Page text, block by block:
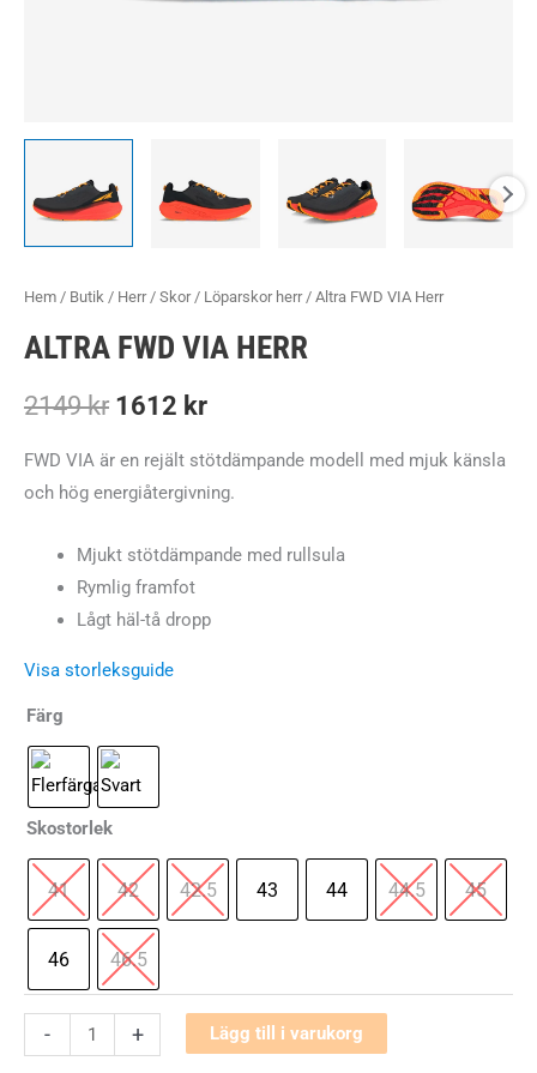
Hem / Butik / Herr/ Skor/ Löparskor herr/ Altra FWD VIA Herr
ALTRA FWD VIA HERR
2149kr Det
ursprungliga
priset
var:
2149 kr.
1612 krDet
nuvarande
priset
är:
FWD VIA är en rejält stötdämpande modell med mjuk känsla
och hög energiåtergivning.
Mjukt stötdämpande med rullsula
Rymlig framfot
Lågt häl-tå dropp
Visa storleksguide
Färg
Skostorlek
41 42 42.5 43 44 44.5 45
46 46.5
-
FWD
+ Lägg till i varukorg